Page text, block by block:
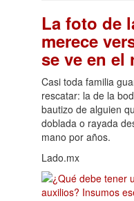
La foto de
merece
se ve en el
Casi toda familia
rescatar: la de la
bautizo de alguien
doblada o rayada
mano por años.
Lado.mx